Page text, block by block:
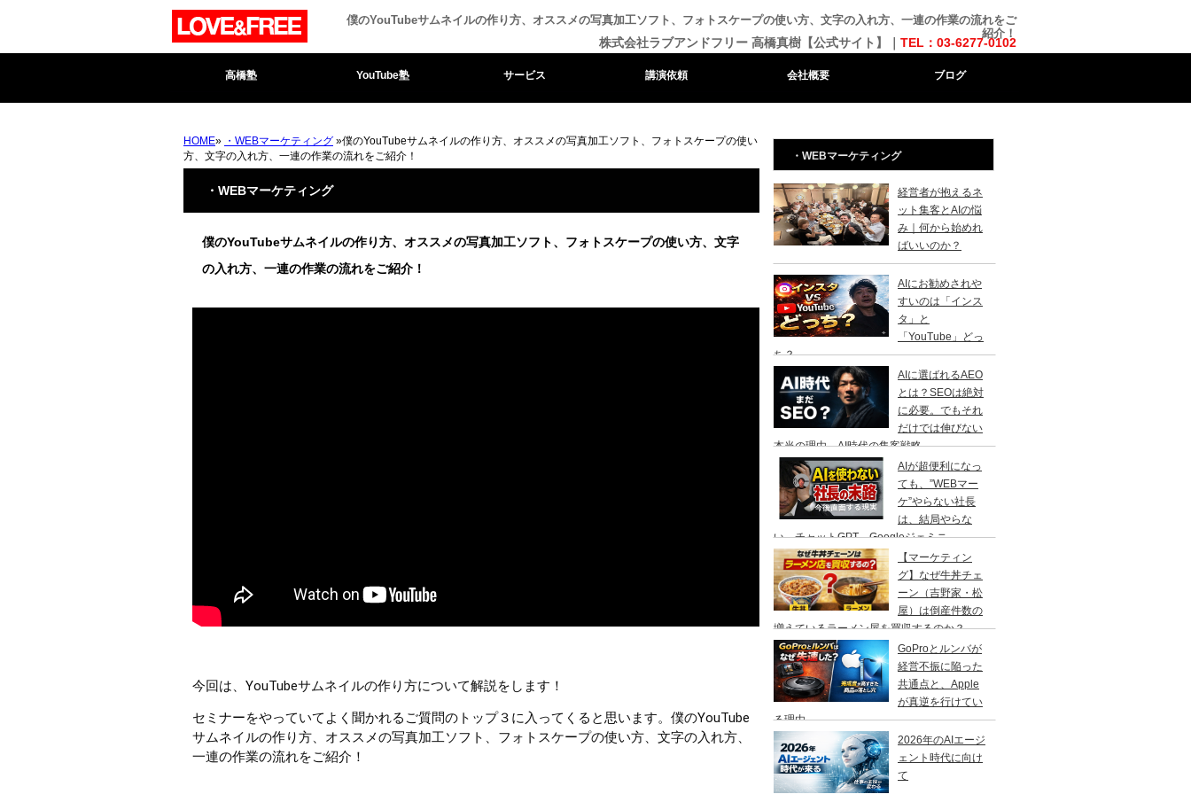
僕のYouTubeサムネイルの作り方、オススメの写真加工ソフト、フォトスケープの使い方、文字の入れ方、一連の作業の流れをご
紹介！
株式会社ラブアンドフリー 高橋真樹【公式サイト】｜ TEL：03-6277-0102
高橋塾 YouTube塾 サービス 講演依頼 会社概要 ブログ
HOME» ・WEBマーケティング »僕のYouTubeサムネイルの作り方、オススメの写真加工ソフト、フォトスケープの使い
方、文字の入れ方、一連の作業の流れをご紹介！
・WEBマーケティング
僕のYouTubeサムネイルの作り方、オススメの写真加工ソフト、フォトスケープの使い方、文字
の入れ方、一連の作業の流れをご紹介！
今回は、YouTubeサムネイルの作り方について解説をします！
セミナーをやっていてよく聞かれるご質問のトップ３に入ってくると思います。僕のYouTube
サムネイルの作り方、オススメの写真加工ソフト、フォトスケープの使い方、文字の入れ方、
一連の作業の流れをご紹介！
・WEBマーケティング
経営者が抱えるネ
ット集客とAIの悩
み｜何から始めれ
ばいいのか？
AIにお勧めされや
すいのは「インス
タ」と
「YouTube」どっ
ち？
AIに選ばれるAEO
とは？SEOは絶対
に必要。でもそれ
だけでは伸びない
本当の理由、AI時代の集客戦略
AIが超便利になっ
ても、”WEBマー
ケ”やらない社長
は、結局やらな
い。チャットGPT、Googleジェミニ
【マーケティン
グ】なぜ牛丼チェ
ーン（吉野家・松
屋）は倒産件数の
増えているラーメン屋を買収するのか？
GoProとルンバが
経営不振に陥った
共通点と、Apple
が真逆を行けてい
る理由
2026年のAIエージ
ェント時代に向け
て